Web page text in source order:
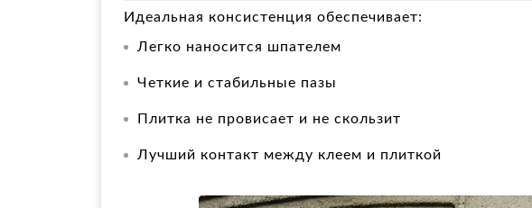
Идеальная консистенция обеспечивает:
Легко наносится шпателем
Четкие и стабильные пазы
Плитка не провисает и не скользит
Лучший контакт между клеем и плиткой